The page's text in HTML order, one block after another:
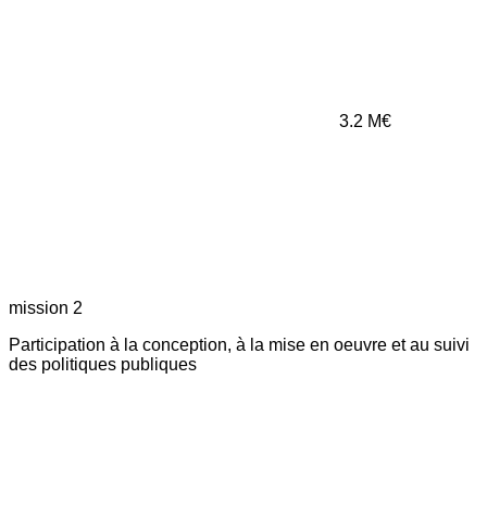
3.2 M€
mission 2
Participation à la conception, à la mise en oeuvre et au suivi
des politiques publiques